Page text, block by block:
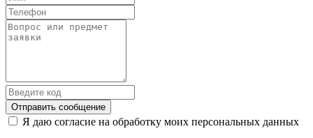
Отправить сообщение
Я даю согласие на обработку моих персональных данных